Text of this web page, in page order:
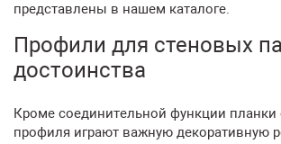
представлены в нашем каталоге.
Профили для стеновых
достоинства
Кроме соединительной функции планки
профиля играют важную декоративную